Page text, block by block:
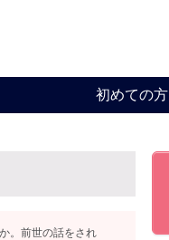
初めての方
。前世の話をされ